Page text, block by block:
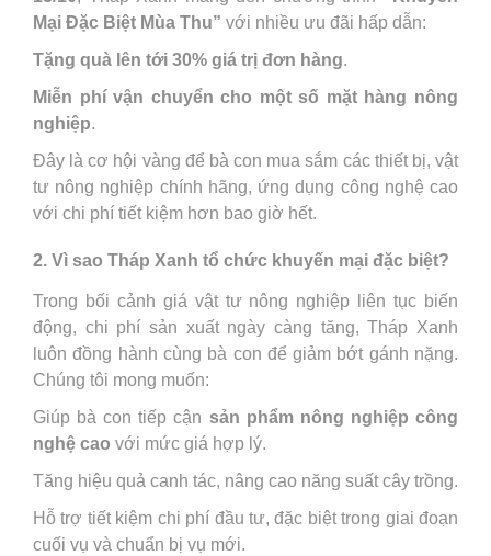
Mại Đặc Biệt Mùa Thu” với nhiều ưu đãi hấp dẫn:
Tặng quà lên tới 30% giá trị đơn hàng.
Miễn phí vận chuyển cho một số mặt hàng nông
nghiệp.
Đây là cơ hội vàng để bà con mua sắm các thiết bị, vật
tư nông nghiệp chính hãng, ứng dụng công nghệ cao
với chi phí tiết kiệm hơn bao giờ hết.
2. Vì sao Tháp Xanh tổ chức khuyến mại đặc biệt?
Trong bối cảnh giá vật tư nông nghiệp liên tục biến
động, chi phí sản xuất ngày càng tăng, Tháp Xanh
luôn đồng hành cùng bà con để giảm bớt gánh nặng.
Chúng tôi mong muốn:
Giúp bà con tiếp cận sản phẩm nông nghiệp công
nghệ cao với mức giá hợp lý.
Tăng hiệu quả canh tác, nâng cao năng suất cây trồng.
Hỗ trợ tiết kiệm chi phí đầu tư, đặc biệt trong giai đoạn
cuối vụ và chuẩn bị vụ mới.